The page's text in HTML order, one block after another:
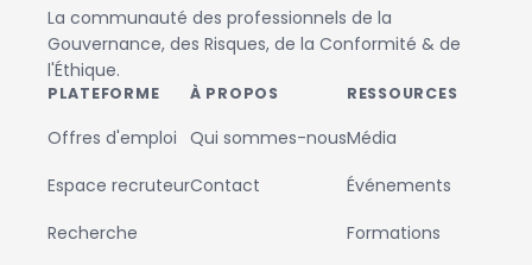
La communauté des professionnels de la
Gouvernance, des Risques, de la Conformité & de
l'Éthique.
PLATEFORME
Offres d'emploi
Espace recruteur
Recherche
À PROPOS
Qui sommes-nous
Contact
RESSOURCES
Média
Événements
Formations